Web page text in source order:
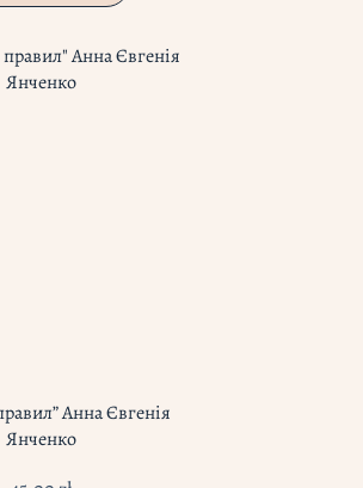
Анна Євгенія
Янченко